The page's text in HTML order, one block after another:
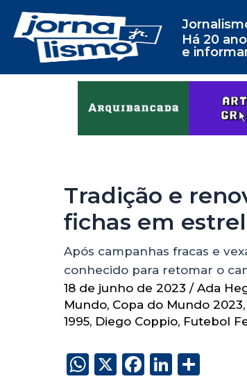
Há 20
e
Tradição e
fichas em
Após campanhas fracas e
conhecido para retomar o
18 de junho de 2023 / Ada
Mundo, Copa do Mundo 2023,
1995, Diego Coppio, Futebol
W X
F
Li